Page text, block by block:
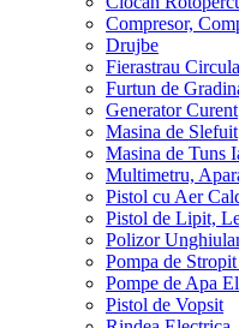
Compresor,
Drujbe
Fierastrau
Furtun de
Generator Curent
Masina de Slefuit
Masina de Tuns
Multimetru,
Pistol cu Aer
Pistol de Lipit,
Polizor
Pompa de
Pompe de Apa
Pistol de Vopsit